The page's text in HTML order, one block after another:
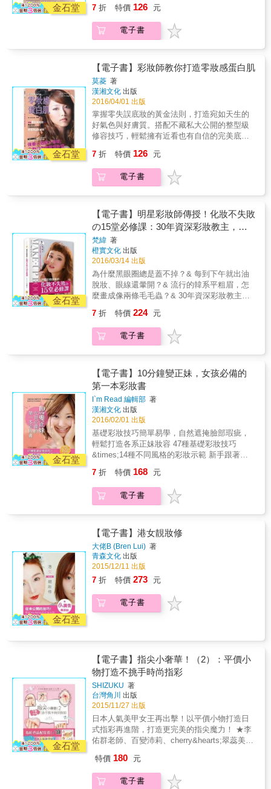
大大提高成功率！ ★顛覆以往對指甲油的印
油完全顛覆了以往對指甲油的印象，不需要去
光水，只需等待指甲油全乾後即可輕鬆整片剝
除。
呈現典雅高貴又不失浪漫、幸福的質感 ★時尚
造型與豐富取景互相呼應，每款造型皆以
360&deg;全景拍攝，加上作者專業說明，展現
造清新感，多年後依然耐看！
金石堂
大場合零出錯的完美彩妝 本書依據場合和化妝
目的，設計出三大場合的必備妝容：上班──展
現過人自信；逛街──回頭率100%；約會
前，用牛角按摩經絡與穴道，透過特殊穴點與
按摩方向，排出臉部的滯氣和毒素，五分鐘就
能輕鬆擁有絕佳氣色與緊緻V-Line小臉。 ★4步
驟化出專業級眼妝 在時尚雜誌和服裝秀中，常
常看到特殊又美麗的眼妝，有時候想在私人
Party 上也想玩玩類似的眼妝效果，但又不知如
何下手嗎？時尚彩妝師教你利用簡單的工具材
料，玩出專業級的彩妝效果！ ★特別收錄：專
業化妝師教你拯救「冷宮化妝品」！ 將摔碎的
彩妝盤的冷門色成為配色幫手！ 將用到快乾的
睫毛膏化身染眉膏！&hellip;&hellip; 本書為東
方女性特別設計的彩妝書，考量到臉型、眼
型、常見肌膚困擾以及生活方式，讓你365天在
任何場合都能擁有完美無瑕的彩妝造型。無論
是上班、逛街或約會都可以跟著彩妝師的小訣
竅達到最佳的妝感。除了學會全臉骨肌比例化
妝法，本書還收錄眼妝、底妝、脣妝等彩妝技
巧，跟著書中的詳細圖解教學，step by step，
讓你一試上手，且能搭配個人喜好，變換出多
種不同的全新妝感。 本書特色 ◆26種彩妝技
巧，超貼心重點式教法，輕鬆打造零死角女神
&hellip;&hellip;真人照片示範，重點式彩妝步
驟，讓你輕鬆擁有讓人忍不住一再回頭的魅力
妝容！ & ◆不用一個模子打造同一張臉，百變
色。專業彩妝師教你觀察五官比例、搭配場
合，量身訂作化出專屬於你的完美妝容！ & ◆
冷宮彩妝強勢回歸，彩妝師的化妝品使用訣竅
大公開！ 延續「冷宮彩妝」的使用效果，或是
變出另一種更適合自己的產品，專業彩妝師教
你拯救化妝包！
7 折 特價 126 元
電子書
金石堂
【電子書】彩妝師教你打造零妝感蛋白肌
莫菱 著
漢湘文化 出版
2016/04/01 出版
掌握零失誤底妝的黃金法則，打造宛如天生的
好氣色與好膚質。搭配不藏私大公開的整型級
修容技巧，輕鬆擁有近看也有自信的完美底
7 折 特價 126 元
電子書
金石堂
【電子書】明星彩妝師傳授！化妝不失敗
の15堂必修課：30年資深彩妝教主，教
你畫出不ＮＧ的時尚妝容！
梵緯 著
橙實文化 出版
2016/03/14 出版
為什麼黑眼圈總是蓋不掉？& 每到下午就出油
脫妝、眼線還暈開？& 流行的韓系平粗眉，怎
麼畫成像兩條毛毛蟲？& 30年資深彩妝教主教
「高顏值美女」！& 明星推薦 ★金馬獎主席-張
艾嘉★犀利人妻製作人-王珮華★偶像劇女王-陳
怡蓉★宅男女神-張景嵐★國民女神-安心亞★多
腮紅&hellip;&hellip;& 所有化妝QA通通大破
解！& 化妝實戰技巧大公開！& 春夏秋冬流行
妝：日系潮紅妝、韓系咬唇妝、韓式平粗眉
&hellip;&hellip;& STEP BY STEP詳細全圖
解，讓你365天都亮眼迷人！& ★讓美麗更加分
的小祕密大公開！& ‧明星彩妝師傳授關鍵15堂
化妝必修課，讓你的美麗更加分！從底妝到修
容遮瑕、春夏秋天經典時尚妝容，只要看完這
本通通就能學會！& ★拯救NG妝，讓化妝再也
不失敗！& ‧化妝能讓你即刻變身，放大美麗、
整型、不用修片，就能讓化妝再也不NG！& 本
書特色& 特色一：【最想學！日韓流行妝容通
通在這裡！】& 日系大眼妝、日系潮紅妝、韓
&hellip;&hellip;最想學的流行妝容一本就搞定，
讓你365天亮眼又迷人！ 特色二：【最實用！
拯救NG妝，讓化妝魯蛇變身高顏值美女！】&
放大美麗縮小缺點，化妝再也不NG！彩妝大師
教你矯正鳳眼下垂眼、塌鼻變身立體挺鼻、單
讓你不用俢片、不用微整型，就能變身高顏值
美少女！& 特色三：【最詳細！STEP BY
&hellip;&hellip;分門別類介紹，STEP BY
STEP全圖解，一看就會、一看就懂！& 特色
四：【最清楚！所有化妝QA全部大破解！】&
要先遮瑕還是先上粉底液？脫妝了怎麼辦，有
補妝的技巧嗎？眼窩的假雙要如何畫？所有化
妝QA疑難雜症全攻破！
7 折 特價 224 元
電子書
金石堂
【電子書】10分鐘變正妹，女孩必備的
第一本彩妝書
I`m Read 編輯部 著
漢湘文化 出版
2016/02/01 出版
基礎彩妝技巧簡單易學，自然遮掩臉部瑕疵，
輕鬆打造各系正妹妝容 47種基礎彩妝技巧
&times;14種不同風格的彩妝示範 新手跟著
大眼、誘人雙脣、魅力眉型、清晰輪廓、無瑕
美肌，一次擁有！ 跟著圖文步驟Step by
Step，新手也能輕鬆變身彩妝正妹！ 彩妝
光澤、加深臉部清晰輪廓！ & ★遮掩瑕疵的修
容打底技巧 改善泛紅、黑眼圈、浮腫、毛孔粗
大與粉刺的苦惱，打造無暇美肌！ & ★完美持
久不脫妝的祕訣 不易脫妝、局部持久底妝、快
速補妝祕訣，讓你隨時保持完美妝感！ & ★局
部彩妝技巧解析，畫出多變妝容 修眉畫眉、各
種眼影技巧、電眼睫毛、性感雙脣、腮紅畫
法，一次學會！ & ★各種風格彩妝示範 從清純
7 折 特價 168 元
電子書
金石堂
【電子書】港女靚妝修
大佬B (Bren Lui) 著
青森文化 出版
2015/12/11 出版
7 折 特價 273 元
電子書
金石堂
【電子書】指尖小奢華！（2）：平價小
物打造不挑手時尚指彩
SHIZUKU 著
台灣角川 出版
2015/11/27 出版
日本人氣美甲女王再出擊！以平價小物打造日
式指彩再進階，打造更完美的指尖魔力！ ★李
佑群老師、百變沛莉、cherry&hearts;翠蕊美麗
擾，短指甲、小指甲都能做出甜美造型！ ★日
本人氣美甲女王大方公開１５０款的獨創指
彩！隨手可得的道具X零失敗步驟圖＝打造最時
特價 180 元
電子書